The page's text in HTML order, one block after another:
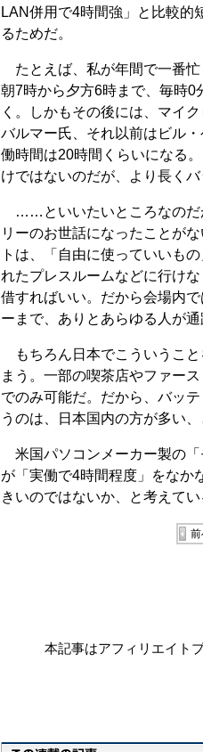
LAN併用で4時間強」と比較的
るためだ。
たとえば、私が年間で一番忙
朝7時から夕方6時まで、毎時0
く。しかもその後には、マイ
バルマー氏、それ以前はビル
働時間は20時間くらいになる
けではないのだが、より長く
……といいたいところなのだ
リーのお世話になったことが
トは、「自由に使っていいも
れたプレスルームなどに行け
借すればいい。だから会場内
ーまで、ありとあらゆる人が
もちろん日本でこういうこと
まう。一部の喫茶店やファー
でのみ可能だ。だから、バッ
うのは、日本国内の方が多い
米国パソコンメーカー製の「
が「実働で4時間程度」をなか
きいのではないか、と考えてい
本記事はアフィリエイト